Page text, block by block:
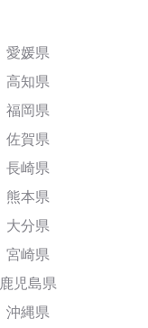
愛媛県
高知県
福岡県
佐賀県
長崎県
熊本県
大分県
宮崎県
鹿児島県
沖縄県